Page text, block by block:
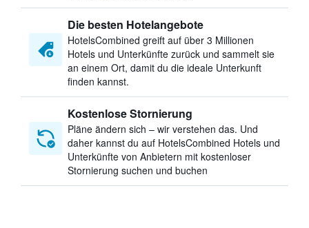
Die besten Hotelangebote
HotelsCombined greift auf über 3 Millionen
Hotels und Unterkünfte zurück und sammelt sie
an einem Ort, damit du die ideale Unterkunft
finden kannst.
Kostenlose Stornierung
Pläne ändern sich – wir verstehen das. Und
daher kannst du auf HotelsCombined Hotels und
Unterkünfte von Anbietern mit kostenloser
Stornierung suchen und buchen